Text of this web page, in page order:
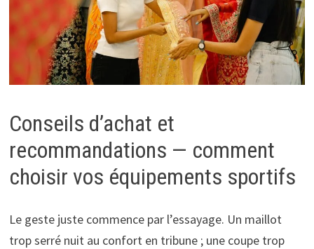
Conseils d’achat et
recommandations — comment
choisir vos équipements sportifs
Le geste juste commence par l’essayage. Un maillot
trop serré nuit au confort en tribune ; une coupe trop